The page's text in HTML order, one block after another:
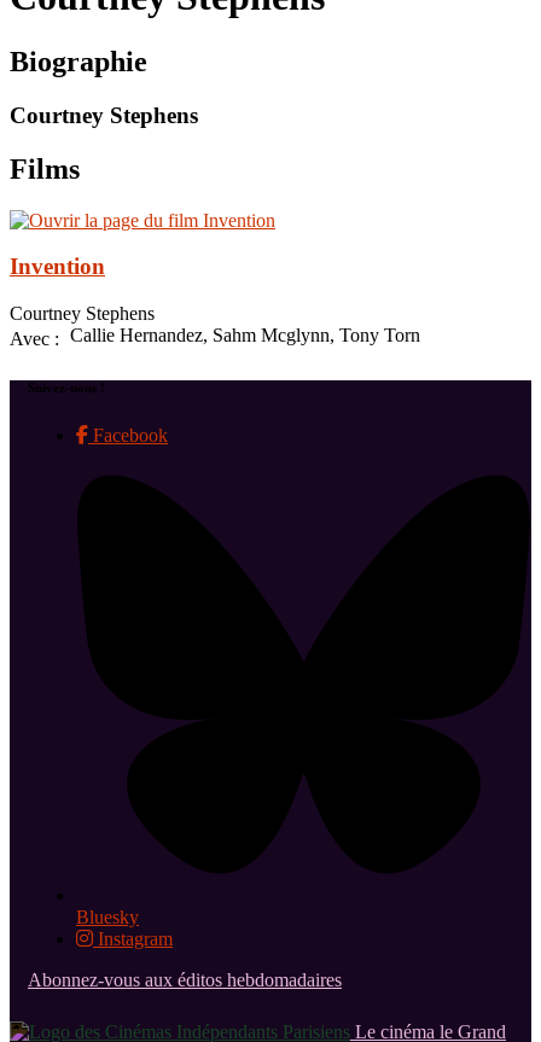
Biographie
Courtney Stephens
Films
Invention
Courtney Stephens
Avec : Callie Hernandez, Sahm Mcglynn, Tony Torn
Suivez-nous !
Facebook
Bluesky
Instagram
Abonnez-vous aux éditos hebdomadaires
Le cinéma le Grand